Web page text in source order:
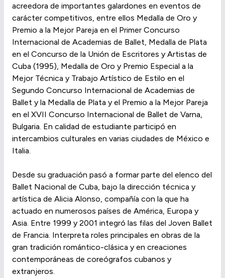
acreedora de importantes galardones en eventos de
carácter competitivos, entre ellos Medalla de Oro y
Premio a la Mejor Pareja en el Primer Concurso
Internacional de Academias de Ballet, Medalla de Plata
en el Concurso de la Unión de Escritores y Artistas de
Cuba (1995), Medalla de Oro y Premio Especial a la
Mejor Técnica y Trabajo Artístico de Estilo en el
Segundo Concurso Internacional de Academias de
Ballet y la Medalla de Plata y el Premio a la Mejor Pareja
en el XVII Concurso Internacional de Ballet de Varna,
Bulgaria. En calidad de estudiante participó en
intercambios culturales en varias ciudades de México e
Italia.
Desde su graduación pasó a formar parte del elenco del
Ballet Nacional de Cuba, bajo la dirección técnica y
artística de Alicia Alonso, compañía con la que ha
actuado en numerosos países de América, Europa y
Asia. Entre 1999 y 2001 integró las filas del Joven Ballet
de Francia. Interpreta roles principales en obras de la
gran tradición romántico-clásica y en creaciones
contemporáneas de coreógrafos cubanos y
extranjeros.